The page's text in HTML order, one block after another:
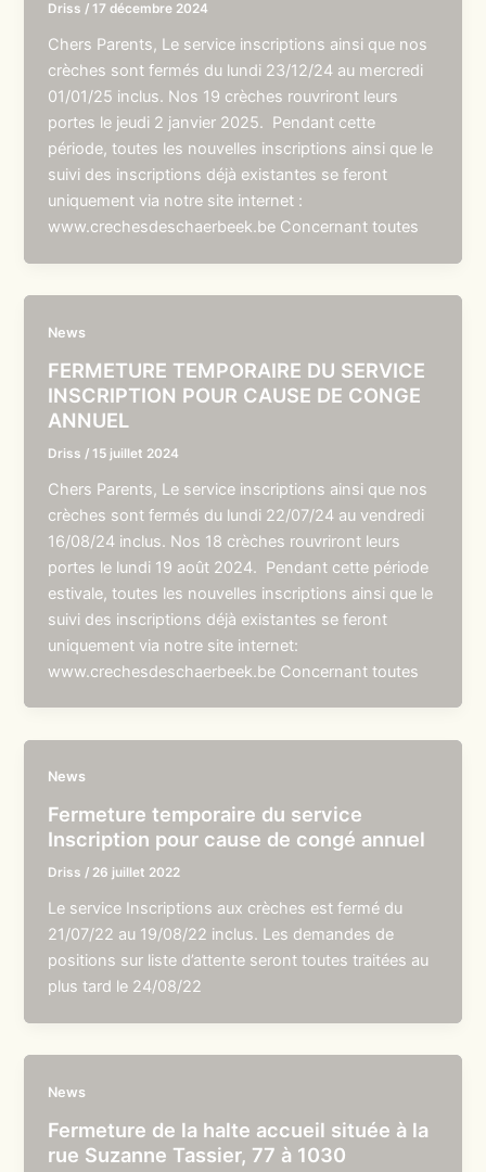
Driss /17 décembre 2024
Chers Parents, Le service inscriptions ainsi que nos
crèches sont fermés du lundi 23/12/24 au mercredi
01/01/25 inclus. Nos 19 crèches rouvriront leurs
portes le jeudi 2 janvier 2025. Pendant cette
période, toutes les nouvelles inscriptions ainsi que le
suivi des inscriptions déjà existantes se feront
uniquement via notre site internet :
www.crechesdeschaerbeek.be Concernant toutes
News
FERMETURE TEMPORAIRE DU SERVICE
INSCRIPTION POUR CAUSE DE CONGE
ANNUEL
Driss /15 juillet 2024
Chers Parents, Le service inscriptions ainsi que nos
crèches sont fermés du lundi 22/07/24 au vendredi
16/08/24 inclus. Nos 18 crèches rouvriront leurs
portes le lundi 19 août 2024. Pendant cette période
estivale, toutes les nouvelles inscriptions ainsi que le
suivi des inscriptions déjà existantes se feront
uniquement via notre site internet:
www.crechesdeschaerbeek.be Concernant toutes
News
Fermeture temporaire du service
Inscription pour cause de congé annuel
Driss / 26 juillet 2022
Le service Inscriptions aux crèches est fermé du
21/07/22 au 19/08/22 inclus. Les demandes de
positions sur liste d’attente seront toutes traitées au
plus tard le 24/08/22
News
Fermeture de la halte accueil située à la
rue Suzanne Tassier, 77 à 1030